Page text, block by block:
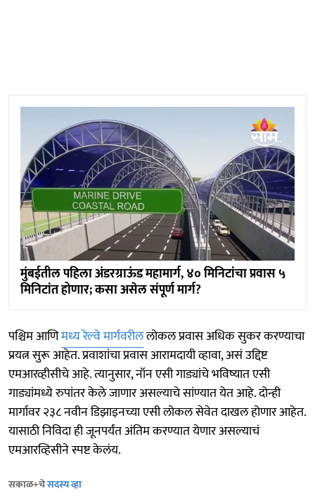
मुंबईतील पहिला अंडरग्राऊंड महामार्ग, ४० मिनिटांचा प्रवास ५
मिनिटांत होणार; कसा असेल संपूर्ण मार्ग?
पश्चिम आणिमध्य रेल्वे मार्गवरीललोकल प्रवास अधिक सुकर करण्याचा
प्रयत्न सुरू आहेत. प्रवाशांचा प्रवास आरामदायी व्हावा, असं उद्दिष्ट
एमआरव्हीसीचे आहे. त्यानुसार, नॉन एसी गाड्यांचे भविष्यात एसी
गाड्यांमध्ये रुपांतर केले जाणार असल्याचे सांण्यात येत आहे. दोन्ही
मार्गावर २३८ नवीन डिझाइनच्या एसी लोकल सेवेत दाखल होणार आहेत.
यासाठी निविदा ही जूनपर्यंत अंतिम करण्यात येणार असल्याचं
एमआरव्हिसीने स्पष्ट केलंय.
सकाळ+चेसदस्य व्हा